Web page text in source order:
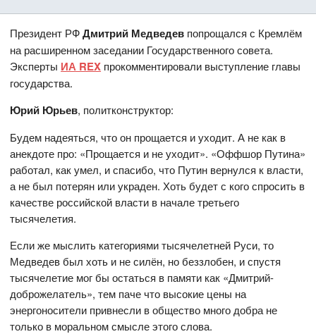
Президент РФДмитрий Медведев попрощался с Кремлём
на расширенном заседании Государственного совета.
Эксперты ИА REX прокомментировали выступление главы
государства.
Юрий Юрьев, политконструктор:
Будем надеяться, что он прощается и уходит. А не как в
анекдоте про: «Прощается и не уходит». «Оффшор Путина»
работал, как умел, и спасибо, что Путин вернулся к власти,
а не был потерян или украден. Хоть будет с кого спросить в
качестве российской власти в начале третьего
тысячелетия.
Если же мыслить категориями тысячелетней Руси, то
Медведев был хоть и не силён, но беззлобен, и спустя
тысячелетие мог бы остаться в памяти как «Дмитрий-
доброжелатель», тем паче что высокие цены на
энергоносители привнесли в общество много добра не
только в моральном смысле этого слова.